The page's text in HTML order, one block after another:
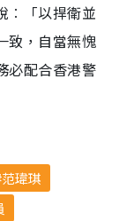
︰「以捍衛並
致，自當無愧
必配合香港警
范瑋琪